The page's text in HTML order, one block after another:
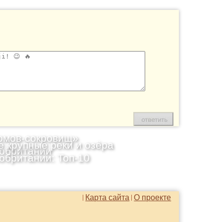
сокровищ»
крупные реки и озёра
Топ-10
О проекте
Карта сайта